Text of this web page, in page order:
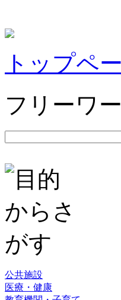
トップペ
フリーワ
公共施設
医療・健康